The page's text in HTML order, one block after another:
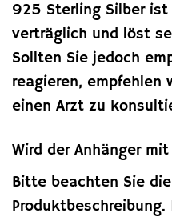
925 Sterling Silber
verträglich und löst
Sollten Sie jedoch
reagieren, empfehlen
einen Arzt zu
Wird der Anhänger
Bitte beachten Sie